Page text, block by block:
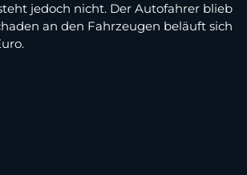
jedoch nicht. Der Autofahrer blieb
an den Fahrzeugen beläuft sich